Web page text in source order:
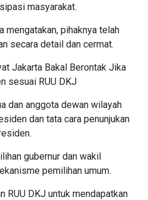
masyarakat.
mengatakan, pihaknya telah
secara detail dan cermat.
Jakarta Bakal Berontak Jika
sesuai RUU DKJ
dan anggota dewan wilayah
dan tata cara penunjukan
gubernur dan wakil
pemilihan umum.
RUU DKJ untuk mendapatkan